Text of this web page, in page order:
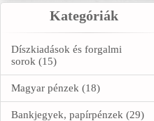
Kategóriák
Díszkiadások és forgalmi
sorok (15)
Magyar pénzek (18)
Bankjegyek, papírpénzek (29)